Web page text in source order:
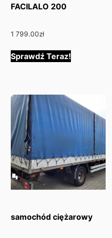
FACILALO 200
1 799.00zł
Sprawdź Teraz!
samochód ciężarowy